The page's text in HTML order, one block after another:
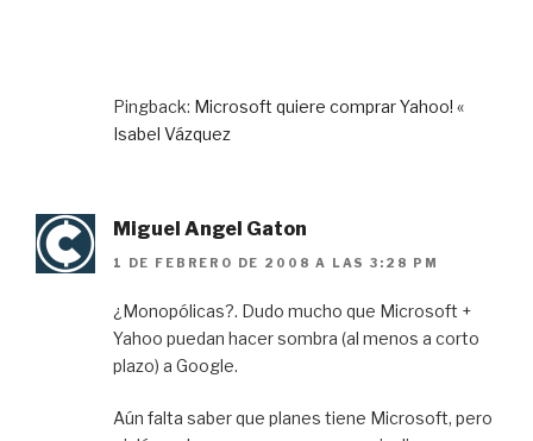
Pingback: Microsoft quiere comprar Yahoo! «
Isabel Vázquez
Miguel Angel Gaton
1 DE FEBRERO DE 2008 A LAS 3:28 PM
¿Monopólicas?. Dudo mucho que Microsoft +
Yahoo puedan hacer sombra (al menos a corto
plazo) a Google.
Aún falta saber que planes tiene Microsoft, pero